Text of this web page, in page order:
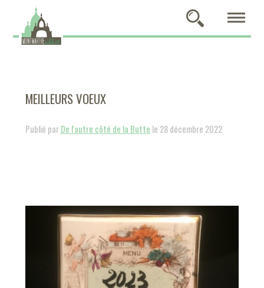
MEILLEURS VOEUX
Publié parDe l'autre côté de la Butte le 28 décembre 2022